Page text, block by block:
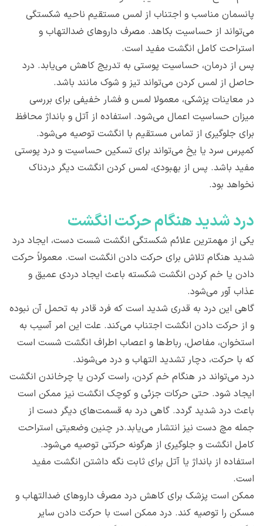
پانسمان مناسب و اجتناب از لمس مستقیم ناحیه شکستگی
می‌تواند از حساسیت بکاهد. مصرف داروهای ضدالتهاب و
استراحت کامل انگشت مفید است.
پس از درمان، حساسیت پوستی به تدریج کاهش می‌یابد. درد
حاصل از لمس کردن می‌تواند تیز و شوک مانند باشد.
در معاینات پزشکی، معمولا لمس و فشار خفیفی برای بررسی
میزان حساسیت اعمال می‌شود. استفاده از آتل و بانداژ محافظ
برای جلوگیری از تماس مستقیم با انگشت توصیه می‌شود.
کمپرس سرد یا یخ می‌تواند برای تسکین حساسیت و درد پوستی
مفید باشد. پس از بهبودی، لمس کردن انگشت دیگر دردناک
نخواهد بود.
درد شدید هنگام حرکت انگشت
یکی از مهمترین علائم شکستگی انگشت شست دست، ایجاد درد
شدید هنگام تلاش برای حرکت دادن انگشت است. معمولاً حرکت
دادن یا خم کردن انگشت شکسته باعث ایجاد دردی عمیق و
عذاب آور می‌شود.
گاهی این درد به قدری شدید است که فرد قادر به تحمل آن نبوده
و از حرکت دادن انگشت اجتناب می‌کند. علت این امر آسیب به
استخوان، مفاصل، رباط‌ها و اعصاب اطراف انگشت شست است
که با حرکت، دچار تشدید التهاب و درد می‌شوند.
درد می‌تواند در هنگام خم کردن، راست کردن یا چرخاندن انگشت
ایجاد شود. حتی حرکات جزئی و کوچک انگشت نیز ممکن است
باعث درد شدید گردد. گاهی درد به قسمت‌های دیگر دست از
جمله مچ دست نیز انتشار می‌یابد.در چنین وضعیتی استراحت
کامل انگشت و جلوگیری از هرگونه حرکتی توصیه می‌شود.
استفاده از بانداژ یا آتل برای ثابت نگه داشتن انگشت مفید
است.
ممکن است پزشک برای کاهش درد مصرف داروهای ضدالتهاب و
مسکن را توصیه کند. درد ممکن است با حرکت دادن سایر